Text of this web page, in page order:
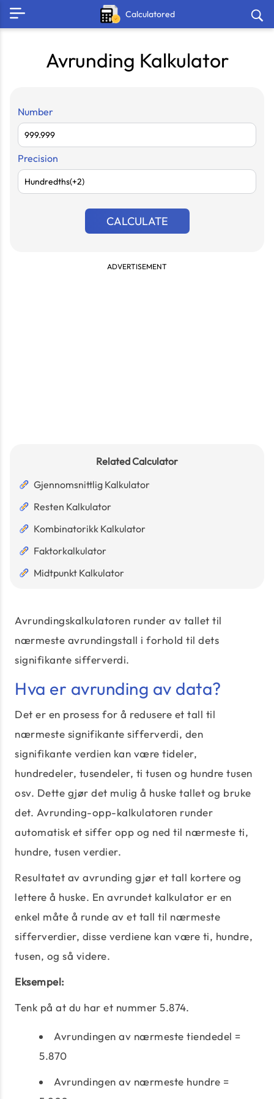
Calculatored
Avrunding Kalkulator
Number
Precision
CALCULATE
ADVERTISEMENT
Related Calculator
Gjennomsnittlig Kalkulator
Resten Kalkulator
Kombinatorikk Kalkulator
Faktorkalkulator
Midtpunkt Kalkulator
Avrundingskalkulatoren runder av tallet til
nærmeste avrundingstall i forhold til dets
signifikante sifferverdi.
Hva er avrunding av data?
Det er en prosess for å redusere et tall til
nærmeste signifikante sifferverdi, den
signifikante verdien kan være tideler,
hundredeler, tusendeler, ti tusen og hundre tusen
osv. Dette gjør det mulig å huske tallet og bruke
det. Avrunding-opp-kalkulatoren runder
automatisk et siffer opp og ned til nærmeste ti,
hundre, tusen verdier.
Resultatet av avrunding gjør et tall kortere og
lettere å huske. En avrundet kalkulator er en
enkel måte å runde av et tall til nærmeste
sifferverdier, disse verdiene kan være ti, hundre,
tusen, og så videre.
Eksempel:
Tenk på at du har et nummer 5.874.
Avrundingen av nærmeste tiendedel =
5.870
Avrundingen av nærmeste hundre =